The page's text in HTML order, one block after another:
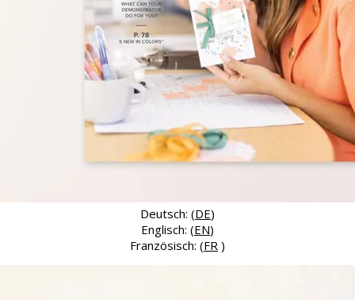
Deutsch: (DE)
Englisch: (EN)
Französisch: (FR )